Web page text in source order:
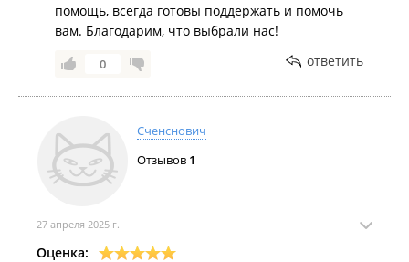
помощь, всегда готовы поддержать и помочь
вам. Благодарим, что выбрали нас!
0 ответить
Сченснович
Отзывов 1
27 апреля 2025 г.
Оценка: